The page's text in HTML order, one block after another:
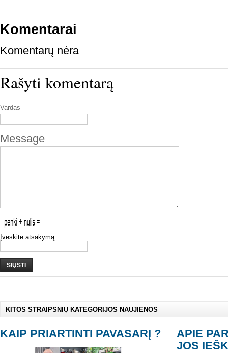
Komentarai
Komentarų nėra
Rašyti komentarą
Vardas
Message
Įveskite atsakymą
SIŲSTI
KITOS STRAIPSNIŲ KATEGORIJOS NAUJIENOS
KAIP PRIARTINTI PAVASARĮ ?
APIE
JOS